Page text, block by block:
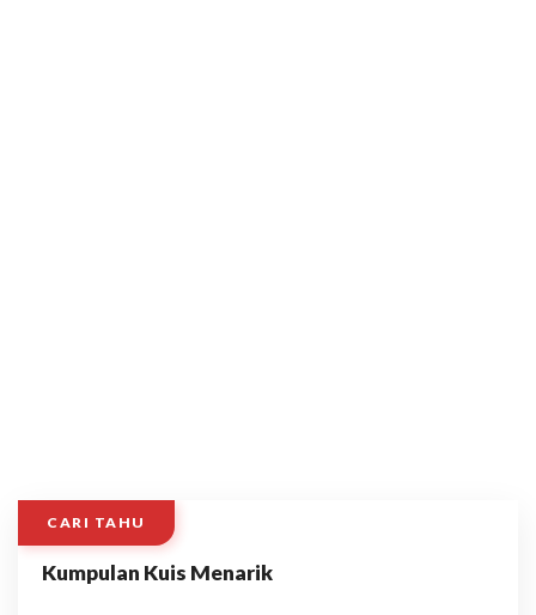
CARI TAHU
Kumpulan Kuis Menarik